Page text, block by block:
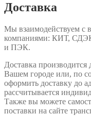
Доставка
Мы взаимодействуем с
компаниями: КИТ,
и ПЭК.
Доставка
Вашем городе или, по
оформить доставку до
рассчитывается
Также вы можете
поставки на сайте